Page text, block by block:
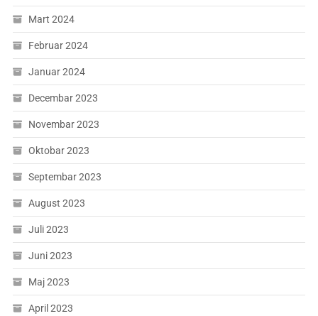
Mart 2024
Februar 2024
Januar 2024
Decembar 2023
Novembar 2023
Oktobar 2023
Septembar 2023
August 2023
Juli 2023
Juni 2023
Maj 2023
April 2023